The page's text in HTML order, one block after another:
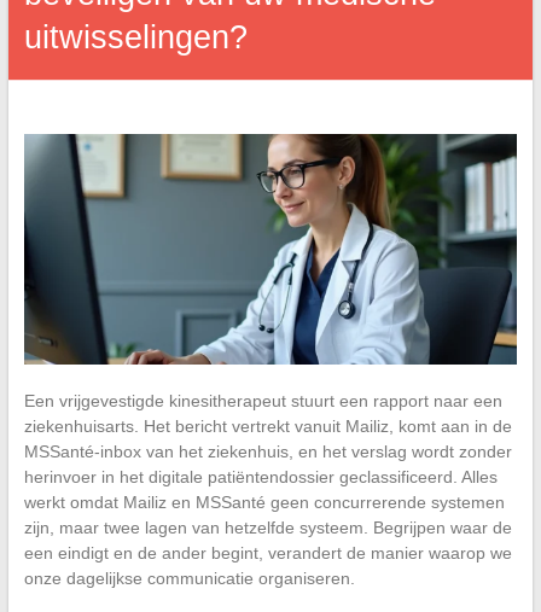
uitwisselingen?
Een vrijgevestigde kinesitherapeut stuurt een rapport naar een
ziekenhuisarts. Het bericht vertrekt vanuit Mailiz, komt aan in de
MSSanté-inbox van het ziekenhuis, en het verslag wordt zonder
herinvoer in het digitale patiëntendossier geclassificeerd. Alles
werkt omdat Mailiz en MSSanté geen concurrerende systemen
zijn, maar twee lagen van hetzelfde systeem. Begrijpen waar de
een eindigt en de ander begint, verandert de manier waarop we
onze dagelijkse communicatie organiseren.